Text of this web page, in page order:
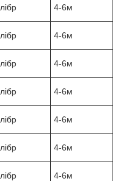
4-6м
4-6м
4-6м
4-6м
4-6м
4-6м
4-6м